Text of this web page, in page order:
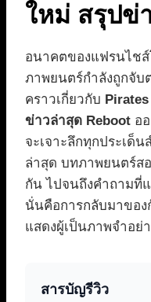
ใหม่ สรุปข่
อนาคตของแฟรนไช
ภาพยนตร์กำลังถูกจับ
คราวเกี่ยวกับ
ข่าวล่าสุด Reboot อ
จะเจาะลึกทุกประเด็
ล่าสุด บทภาพยนตร์ส
กัน ไปจนถึงคำถามที่
นั่นคือการกลับมาขอ
แสดงผู้เป็นภาพจำอย่
สารบัญรีวิว